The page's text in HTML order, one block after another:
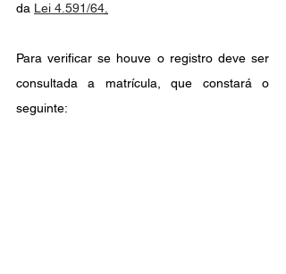
da Lei 4.591/64
Para verificar se houve o registro deve ser
consultada a matrícula, que constará o
seguinte: